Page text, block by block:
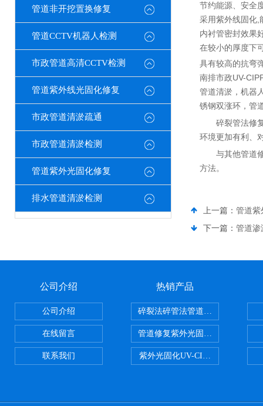
管道非开挖置换修复
管道CCTV机器人检测
市政管道高清CCTV检测
管道紫外线光固化修复
市政管道清淤疏通
市政管道清淤检测
管道紫外光固化修复
排水管道清淤检测
节约能源、安全
采用紫外线固化,
内衬管密封效果
在较小的厚度下
具有较高的抗弯
南排市政UV-
管道清淤，机器
锈钢双涨环，管
碎裂管法修
环境更加有利、
与其他管道
方法。
上一篇： 管道紫
下一篇： 管道渗
公司介绍
公司介绍
在线留言
联系我们
热销产品
碎裂法碎管法管道修复技术
管道修复紫外光固化修复CIPP内
紫外光固化UV-CIPP修复管道非